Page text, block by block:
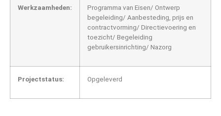
Werkzaamheden:
Programma van Eisen/ Ontwerp
begeleiding/ Aanbesteding, prijs en
contractvorming/ Directievoering en
toezicht/ Begeleiding
gebruikersinrichting/ Nazorg
Projectstatus: Opgeleverd